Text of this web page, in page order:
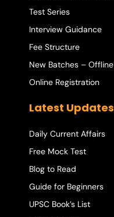
Test Series
Interview Guidance
Fee Structure
New Batches – Offline
Online Registration
Latest Updates
Daily Current Affairs
Free Mock Test
Blog to Read
Guide for Beginners
UPSC Book’s List